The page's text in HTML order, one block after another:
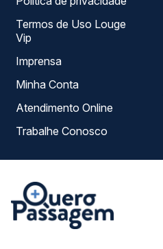
Termos de Uso Louge
Vip
Imprensa
Minha Conta
Atendimento Online
Trabalhe Conosco